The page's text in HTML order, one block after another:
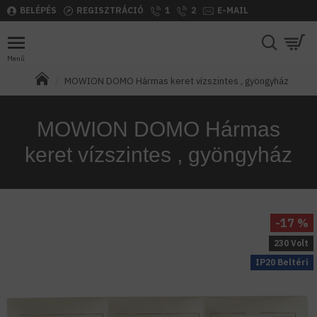
BELÉPÉS REGISZTRÁCIÓ 1 2 E-MAIL
MOWION DOMO Hármas keret vízszintes , gyöngyház
MOWION DOMO Hármas
keret vízszintes , gyöngyház
IP20 Beltéri
230 Volt
-17 %